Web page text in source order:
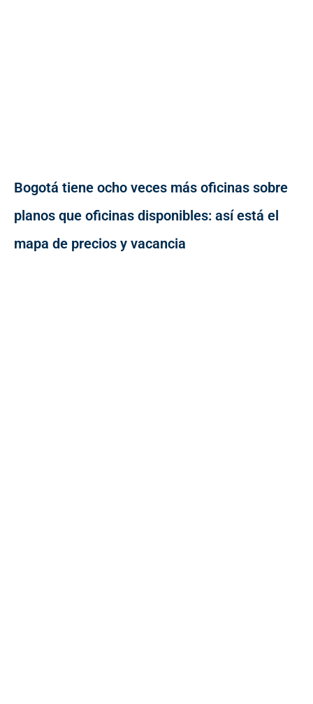
Bogotá tiene ocho veces más oficinas sobre
planos que oficinas disponibles: así está el
mapa de precios y vacancia